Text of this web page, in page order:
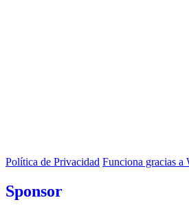
Política de Privacidad Funciona gracias a
Sponsor